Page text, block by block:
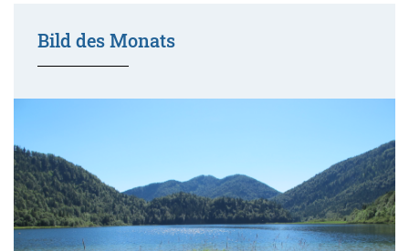
Bild des Monats